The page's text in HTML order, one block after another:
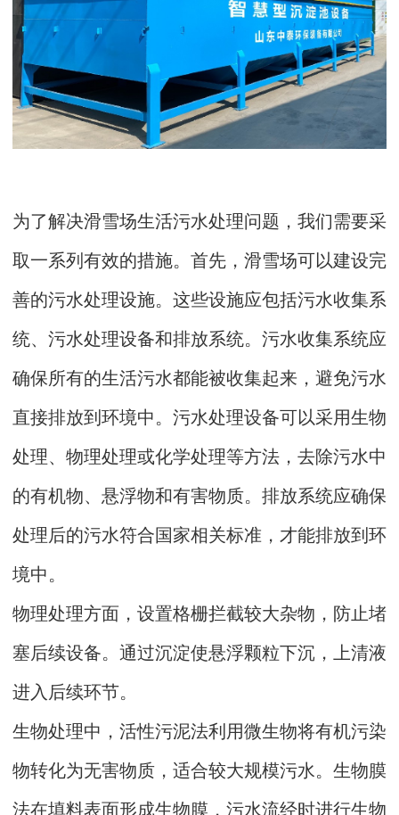
为了解决滑雪场生活污水处理问题，我们需要采
取一系列有效的措施。首先，滑雪场可以建设完
善的污水处理设施。这些设施应包括污水收集系
统、污水处理设备和排放系统。污水收集系统应
确保所有的生活污水都能被收集起来，避免污水
直接排放到环境中。污水处理设备可以采用生物
处理、物理处理或化学处理等方法，去除污水中
的有机物、悬浮物和有害物质。排放系统应确保
处理后的污水符合国家相关标准，才能排放到环
境中。
物理处理方面，设置格栅拦截较大杂物，防止堵
塞后续设备。通过沉淀使悬浮颗粒下沉，上清液
进入后续环节。
生物处理中，活性污泥法利用微生物将有机污染
物转化为无害物质，适合较大规模污水。生物膜
法在填料表面形成生物膜，污水流经时进行生物